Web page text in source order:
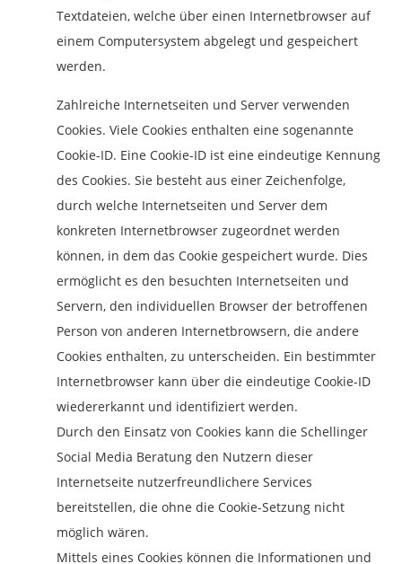
Textdateien, welche über einen Internetbrowser auf
einem Computersystem abgelegt und gespeichert
werden.
Zahlreiche Internetseiten und Server verwenden
Cookies. Viele Cookies enthalten eine sogenannte
Cookie-ID. Eine Cookie-ID ist eine eindeutige Kennung
des Cookies. Sie besteht aus einer Zeichenfolge,
durch welche Internetseiten und Server dem
konkreten Internetbrowser zugeordnet werden
können, in dem das Cookie gespeichert wurde. Dies
ermöglicht es den besuchten Internetseiten und
Servern, den individuellen Browser der betroffenen
Person von anderen Internetbrowsern, die andere
Cookies enthalten, zu unterscheiden. Ein bestimmter
Internetbrowser kann über die eindeutige Cookie-ID
wiedererkannt und identifiziert werden.
Durch den Einsatz von Cookies kann die Schellinger
Social Media Beratung den Nutzern dieser
Internetseite nutzerfreundlichere Services
bereitstellen, die ohne die Cookie-Setzung nicht
möglich wären.
Mittels eines Cookies können die Informationen und